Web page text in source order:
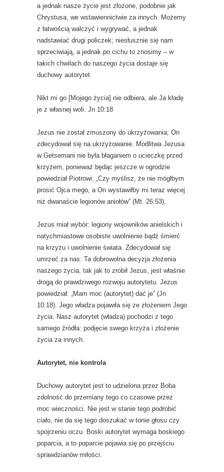
a jednak nasze życie jest złożone, podobnie jak
Chrystusa, we wstawiennictwie za innych. Możemy
z łatwością walczyć i wygrywać, a jednak
nadstawiać drugi policzek; niesłusznie się nam
sprzeciwiają, a jednak po cichu to znosimy – w
takich chwilach do naszego życia dostaje się
duchowy autorytet.
Nikt mi go [Mojego życia] nie odbiera, ale Ja kładę
je z własnej woli. Jn 10:18
Jezus nie został zmuszony do ukrzyżowania; On
zdecydował się na ukrzyżowanie. Modlitwa Jezusa
w Getsemani nie była błaganiem o ucieczkę przed
krzyżem, ponieważ będąc jeszcze w ogrodzie
powiedział Piotrowi: „Czy myślisz, że nie mógłbym
prosić Ojca mego, a On wystawiłby mi teraz więcej
niż dwanaście legionów aniołów” (Mt. 26:53).
Jezus miał wybór: legiony wojowników anielskich i
natychmiastowe osobiste uwolnienie bądź śmierć
na krzyżu i uwolnienie świata. Zdecydował się
umrzeć za nas. Ta dobrowolna decyzja złożenia
naszego życia, tak jak to zrobił Jezus, jest właśnie
drogą do prawdziwego rozwoju autorytetu. Jezus
powiedział: „Mam moc (autorytet) dać je” (Jn
10:18). Jego władza pojawiła się ze złożeniem Jego
życia. Nasz autorytet (władza) pochodzi z tego
samego źródła: podjęcie swego krzyża i złożenie
życia za innych.
Autorytet, nie kontrola
Duchowy autorytet jest to udzielona przez Boba
zdolność do przemiany tego co czasowe przez
moc wieczności. Nie jest w stanie tego podrobić
ciało, nie da się tego doszukać w tonie głosu czy
spojrzeniu oczu. Boski autorytet wymaga boskiego
poparcia, a to poparcie pojawia się po przejściu
sprawdzianów miłości.